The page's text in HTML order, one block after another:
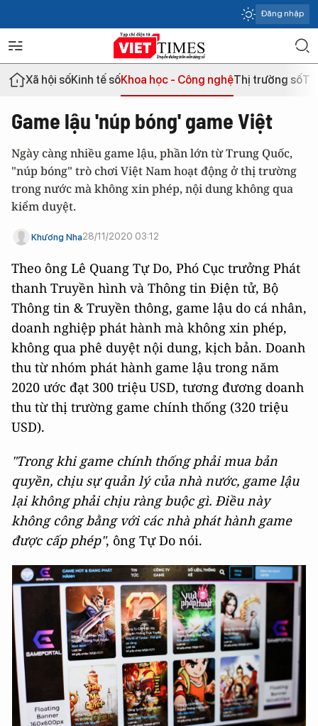
Đăng nhập
Xã hội sốKinh tế sốKhoa học - Công nghệThị trường số
Game lậu 'núp bóng' game Việt
Ngày càng nhiều game lậu, phần lớn từ Trung Quốc,
"núp bóng" trò chơi Việt Nam hoạt động ở thị trường
trong nước mà không xin phép, nội dung không qua
kiểm duyệt.
Khương Nha28/11/2020 03:12
Theo ông Lê Quang Tự Do, Phó Cục trưởng Phát
thanh Truyền hình và Thông tin Điện tử, Bộ
Thông tin & Truyền thông, game lậu do cá nhân,
doanh nghiệp phát hành mà không xin phép,
không qua phê duyệt nội dung, kịch bản. Doanh
thu từ nhóm phát hành game lậu trong năm
2020 ước đạt 300 triệu USD, tương đương doanh
thu từ thị trường game chính thống (320 triệu
USD).
"Trong khi game chính thống phải mua bản
quyền, chịu sự quản lý của nhà nước, game lậu
lại không phải chịu ràng buộc gì. Điều này
không công bằng với các nhà phát hành game
được cấp phép", ông Tự Do nói.